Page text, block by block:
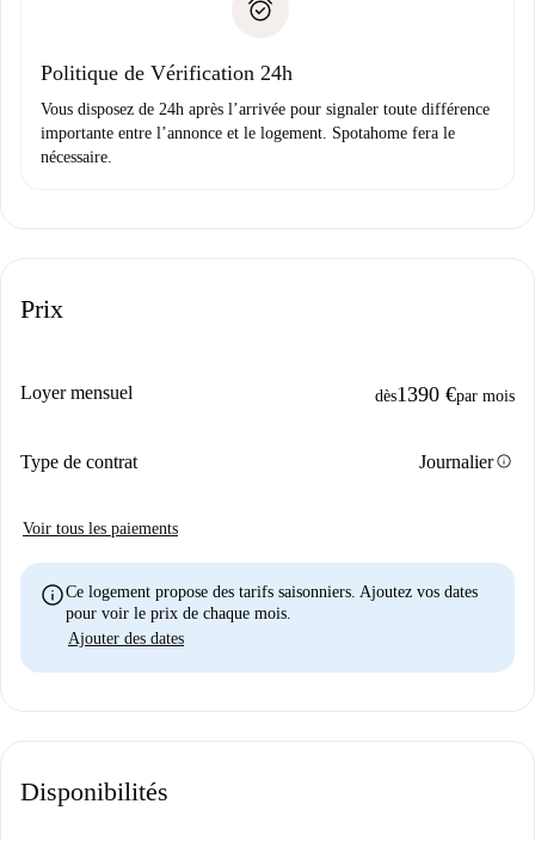
Justificatif de solvabilité
uniquement si aucun problème n'est signalé.
Politique de Vérification 24h
Vous disposez de 24h après l’arrivée pour signaler toute différence
importante entre l’annonce et le logement. Spotahome fera le
nécessaire.
Prix
Loyer mensuel dès1390 €par mois
Type de contrat Journalierinfo
Voir tous les paiements
infoCe logement propose des tarifs saisonniers. Ajoutez vos dates
pour voir le prix de chaque mois.
Ajouter des dates
Disponibilités